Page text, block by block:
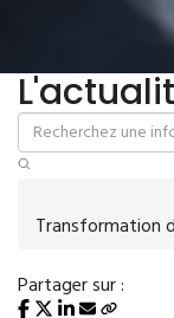
Transformation
Partager sur :